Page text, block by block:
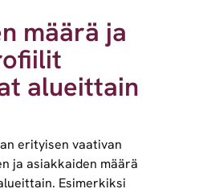
määrä ja
alueittain
erityisen vaativan
ja asiakkaiden määrä
Esimerkiksi